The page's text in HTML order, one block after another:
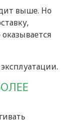
выше. Но